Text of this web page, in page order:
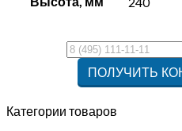
Категории товаров